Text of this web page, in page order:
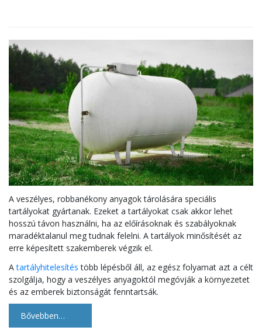
A veszélyes, robbanékony anyagok tárolására speciális
tartályokat gyártanak. Ezeket a tartályokat csak akkor lehet
hosszú távon használni, ha az előírásoknak és szabályoknak
maradéktalanul meg tudnak felelni. A tartályok minősítését az
erre képesített szakemberek végzik el.
Atartályhitelesítés több lépésből áll, az egész folyamat azt a célt
szolgálja, hogy a veszélyes anyagoktól megóvják a környezetet
és az emberek biztonságát fenntartsák.
Bővebben…